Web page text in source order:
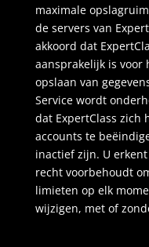
maximale
de servers van
akkoord dat
aansprakelijk is
opslaan van
Service wordt
dat ExpertClass zich
accounts te
inactief zijn. U
recht voorbehoudt
limieten op elk
wijzigen, met of